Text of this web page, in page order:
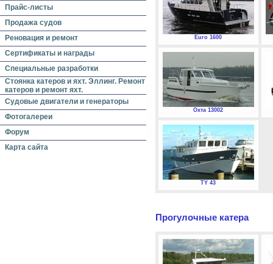
Прайс-листы
Продажа судов
Реновация и ремонт
Сертификаты и награды
Специальные разработки
Стоянка катеров и яхт. Эллинг. Ремонт
катеров и ремонт яхт.
Судовые двигатели и генераторы
Фотогалереи
Форум
Карта сайта
Euro 1600
Охта 13002
TY 43
Прогулочные катера